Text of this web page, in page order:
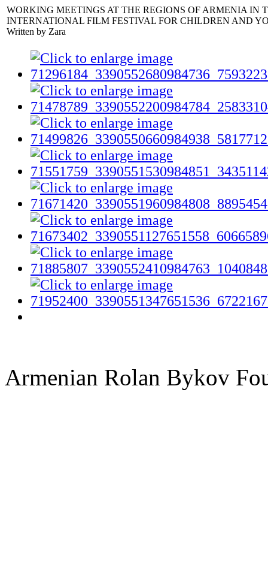
WORKING MEETINGS AT THE REGIONS OF ARMENIA
INTERNATIONAL FILM FESTIVAL FOR CHILDREN AND
Written by Zara
Armenian Rolan Bykov